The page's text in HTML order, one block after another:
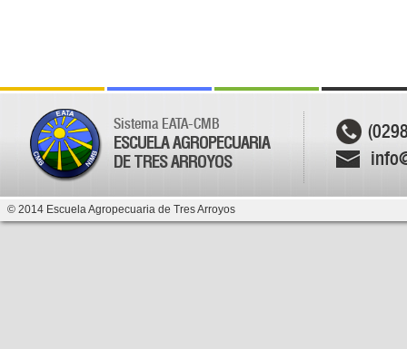
Sistema EATA-CMB
ESCUELA AGROPECUARIA
DE TRES ARROYOS
© 2014 Escuela Agropecuaria de Tres Arroyos